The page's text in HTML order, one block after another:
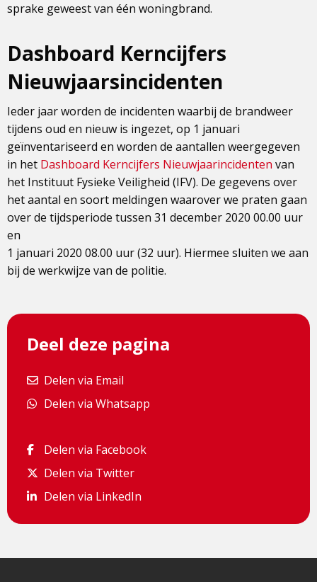
sprake geweest van één woningbrand.
Dashboard Kerncijfers
Nieuwjaarsincidenten
Ieder jaar worden de incidenten waarbij de brandweer
tijdens oud en nieuw is ingezet, op 1 januari
geïnventariseerd en worden de aantallen weergegeven
in het Dashboard Kerncijfers Nieuwjaarincidenten van
het Instituut Fysieke Veiligheid (IFV). De gegevens over
het aantal en soort meldingen waarover we praten gaan
over de tijdsperiode tussen 31 december 2020 00.00 uur
en
1 januari 2020 08.00 uur (32 uur). Hiermee sluiten we aan
bij de werkwijze van de politie.
Deel deze pagina
Delen via Email
Delen via Email
Delen via Whatsapp
Delen via Whatsapp
Delen via Facebook
Delen via Facebook
Delen via Twitter
Delen via Twitter
Delen via LinkedIn
Delen via LinkedIn